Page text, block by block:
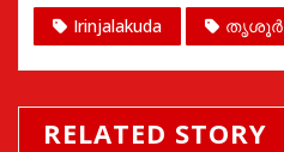
Irinjalakuda തൃശൂർ
RELATED STORY